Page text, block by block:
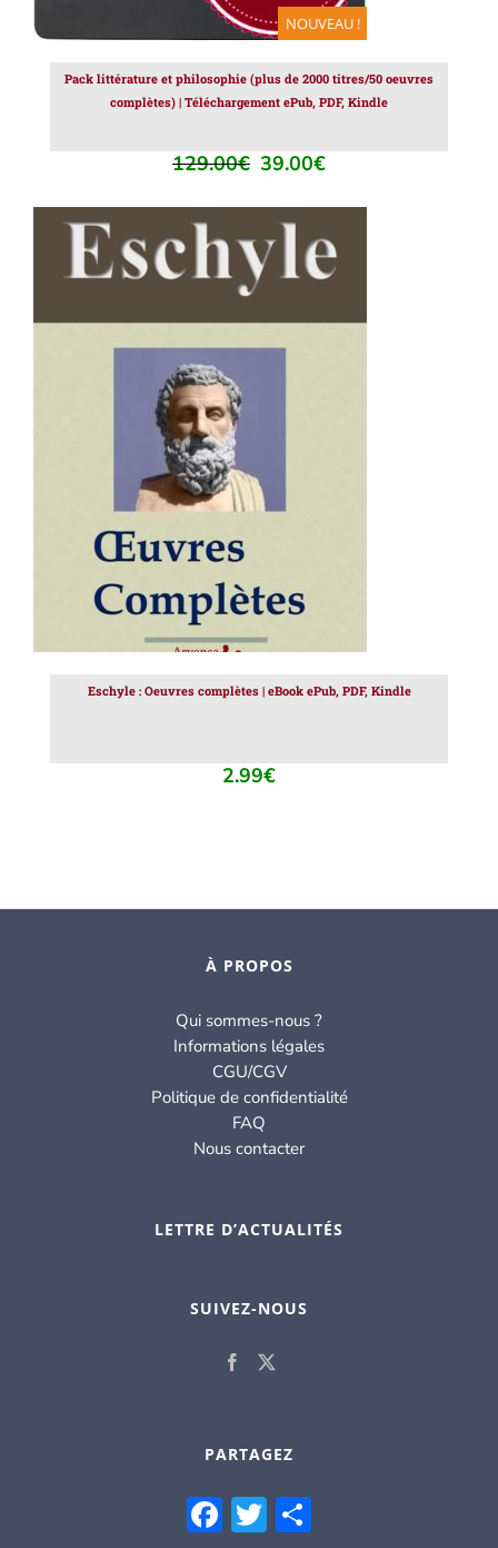
NOUVEAU !
Pack littérature et philosophie (plus de 2000 titres/50 oeuvres
complètes) | Téléchargement ePub, PDF, Kindle
129.00€ Le
initial
était :
129.00€.
39.00€Le
actuel
est :
39.00€.
AJOUTER AU PANIER
Eschyle : Oeuvres complètes | eBook ePub, PDF, Kindle
2.99€
À PROPOS
Qui sommes-nous ?
Informations légales
CGU/CGV
Politique de confidentialité
FAQ
Nous contacter
LETTRE D’ACTUALITÉS
SUIVEZ-NOUS
PARTAGEZ
Facebook
Twitter